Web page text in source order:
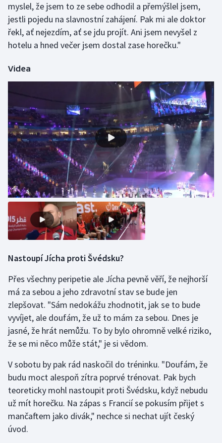
Olympijské hry
Parasport
Plavání
Ragby
Rychlobruslení
Rychlostní kanoistika
Short track
Sportovní střelba
Stolní tenis
Triatlon
Veslování
Vodní slalom
Volejbal
myslel, že jsem to ze sebe odhodil a přemýšlel jsem,
jestli pojedu na slavnostní zahájení. Pak mi ale doktor
řekl, ať nejezdím, ať se jdu projít. Ani jsem nevyšel z
hotelu a hned večer jsem dostal zase horečku."
Videa
Nastoupí Jícha proti Švédsku?
Přes všechny peripetie ale Jícha pevně věří, že nejhorší
má za sebou a jeho zdravotní stav se bude jen
zlepšovat. "Sám nedokážu zhodnotit, jak se to bude
vyvíjet, ale doufám, že už to mám za sebou. Dnes je
jasné, že hrát nemůžu. To by bylo ohromně velké riziko,
že se mi něco může stát," je si vědom.
V sobotu by pak rád naskočil do tréninku. "Doufám, že
budu moct alespoň zítra poprvé trénovat. Pak bych
teoreticky mohl nastoupit proti Švédsku, když nebudu
už mít horečku. Na zápas s Francií se pokusím přijet s
mančaftem jako divák," nechce si nechat ujít český
úvod.